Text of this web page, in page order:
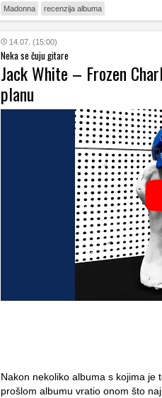
Madonna recenzija albuma
14.07. (15:00)
Neka se čuju gitare
Jack White – Frozen
planu
Nakon nekoliko albuma s kojima je
prošlom albumu vratio onom što